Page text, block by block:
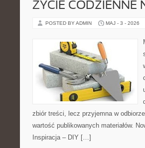
ŻYCIE CODZIENNE
POSTED BY ADMIN MAJ - 3 - 2026
zbiór treści, lecz przyjemna w
wartość publikowanych materiałów.
Inspiracja – DIY […]